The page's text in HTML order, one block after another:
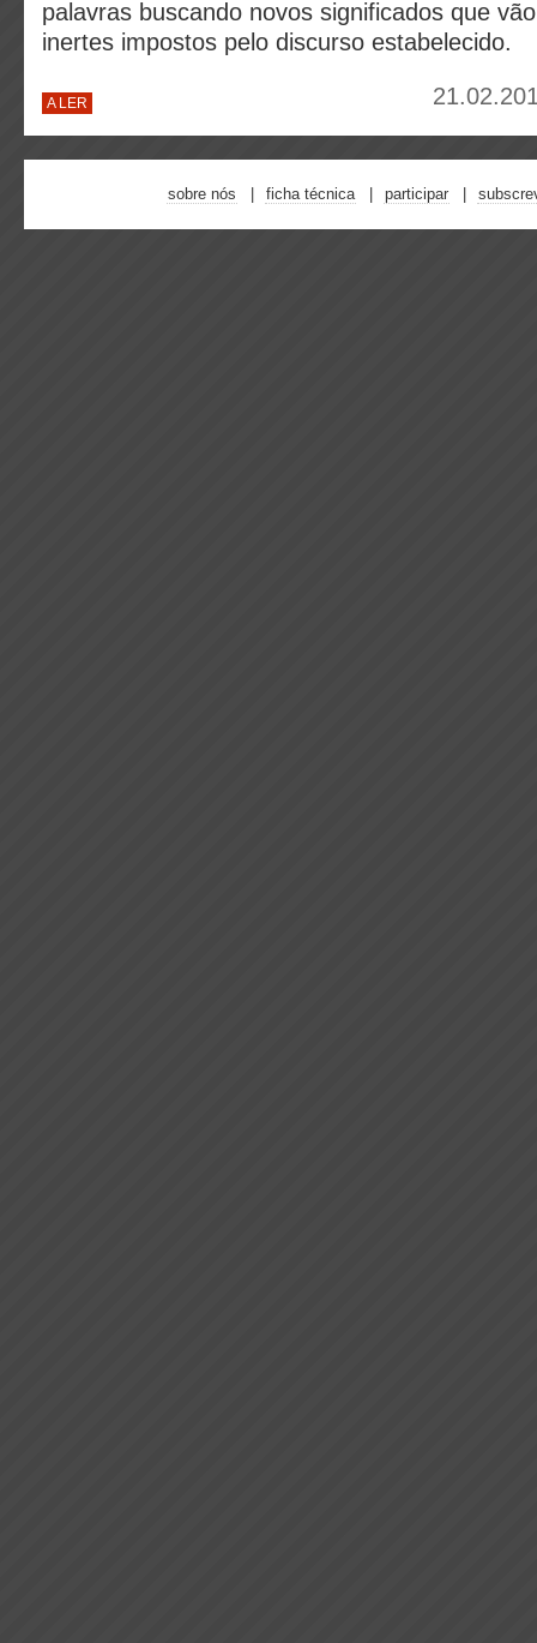
palavras buscando novos significados que
inertes impostos pelo discurso estabelecido.
A LER
sobre nós ficha técnica participar